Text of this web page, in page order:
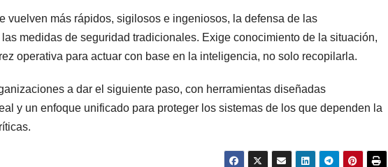
vuelven más rápidos, sigilosos e ingeniosos, la defensa de las
medidas de seguridad tradicionales. Exige conocimiento de la situación,
operativa para actuar con base en la inteligencia, no solo recopilarla.
a dar el siguiente paso, con herramientas diseñadas
y un enfoque unificado para proteger los sistemas de los que dependen la